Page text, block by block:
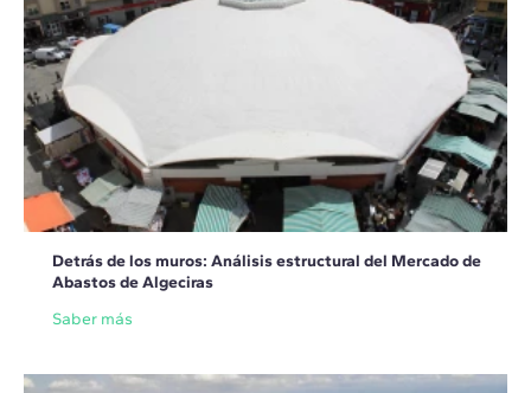
Detrás de los muros: Análisis estructural del Mercado de
Abastos de Algeciras
Saber más